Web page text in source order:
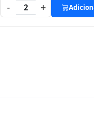
-
2 +